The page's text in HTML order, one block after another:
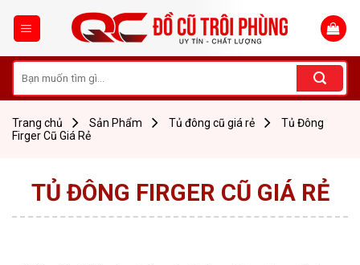
kiếm:
Trang chủ Sản Phẩm Tủ đông cũ giá rẻ
Tủ Đông
Firger Cũ Giá Rẻ
TỦ ĐÔNG FIRGER CŨ GIÁ RẺ